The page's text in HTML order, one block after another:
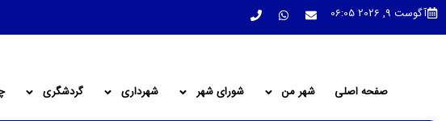
آگوست 9, 2026 06:05
صفحه اصلی شهر من شورای شهر شهرداری گردشگری